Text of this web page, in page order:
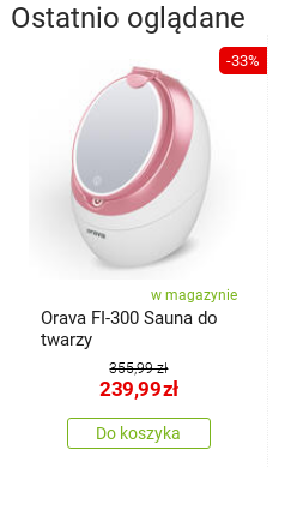
Ostatnio oglądane
-33%
w magazynie
Orava FI-300 Sauna do
twarzy
355,99 zł
239,99zł
Do koszyka